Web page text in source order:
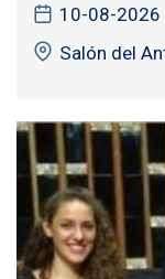
10-08-2026
Salón del